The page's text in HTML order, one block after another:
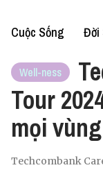
Cuộc Sống Đời
Well-ness
Tour
mọi
Techcombank